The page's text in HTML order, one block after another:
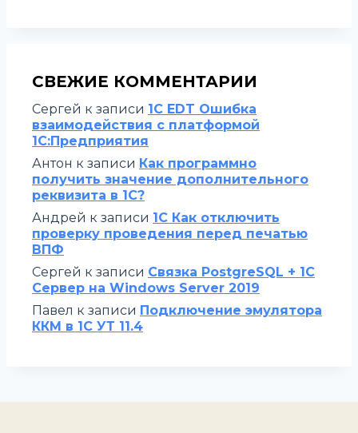
СВЕЖИЕ КОММЕНТАРИИ
Сергей к записи 1C EDT Ошибка
взаимодействия с платформой
1С:Предприятия
Антон к записи Как программно
получить значение дополнительного
реквизита в 1С?
Андрей к записи 1С Как отключить
проверку проведения перед печатью
ВПФ
Сергей к записи Связка PostgreSQL + 1С
Сервер на Windows Server 2019
Павел к записи Подключение эмулятора
ККМ в 1С УТ 11.4